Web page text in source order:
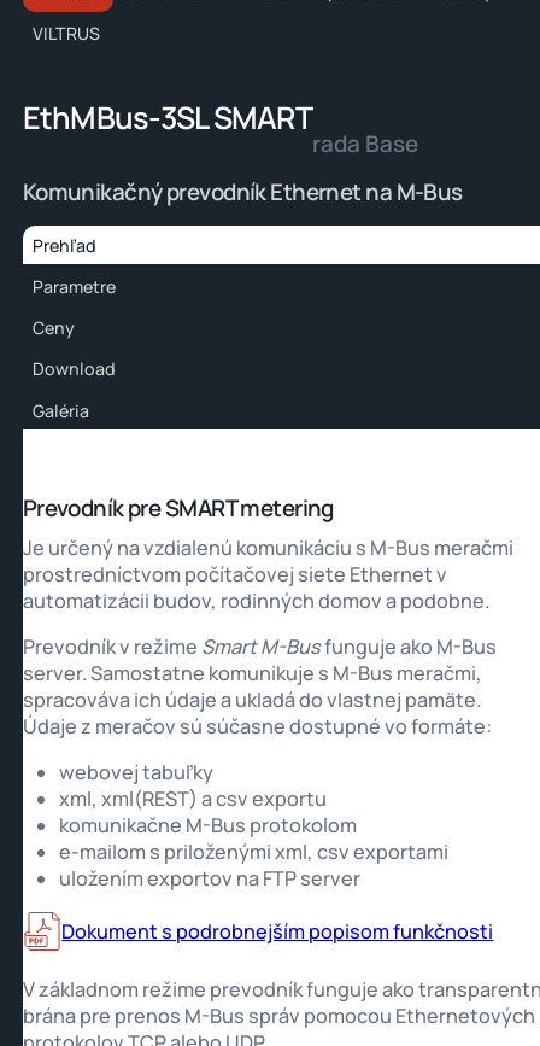
VILTRUS
EthMBus-3SL SMART
rada Base
Komunikačný prevodník Ethernet na M-Bus
Prehľad
Parametre
Ceny
Download
Galéria
Prevodník pre SMART metering
Je určený na vzdialenú komunikáciu s M-Bus meračmi
prostredníctvom počítačovej siete Ethernet v
automatizácii budov, rodinných domov a podobne.
Prevodník v režime Smart M-Busfunguje ako M-Bus
server. Samostatne komunikuje s M-Bus meračmi,
spracováva ich údaje a ukladá do vlastnej pamäte.
Údaje z meračov sú súčasne dostupné vo formáte:
webovej tabuľky
xml, xml(REST) a csv exportu
komunikačne M-Bus protokolom
e-mailom s priloženými xml, csv exportami
uložením exportov na FTP server
Dokument s podrobnejším popisom funkčnosti
V základnom režime prevodník funguje ako
brána pre prenos M-Bus správ pomocou Ethernetových